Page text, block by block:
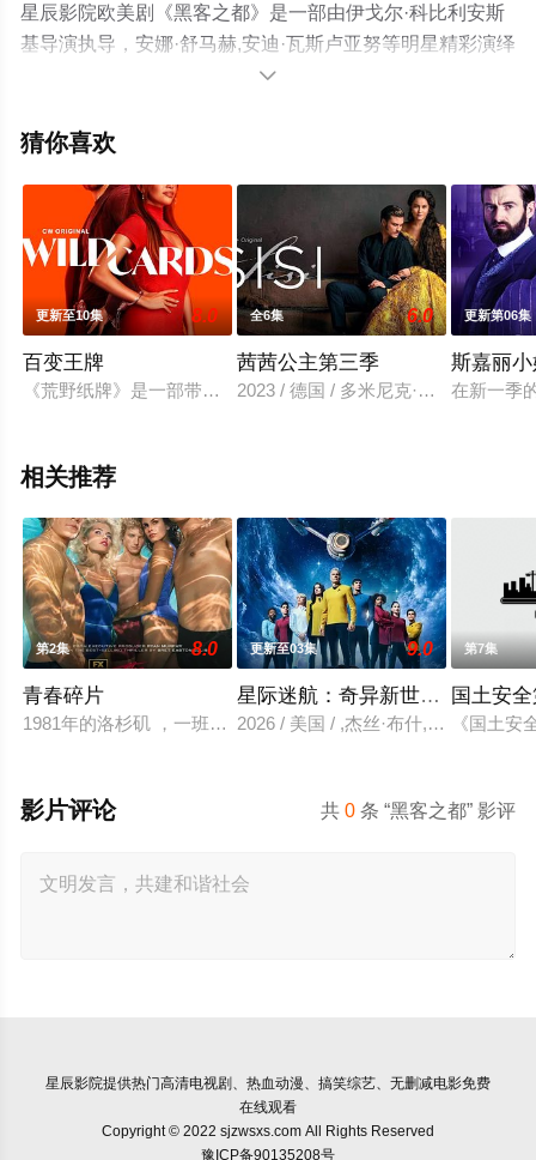
星辰影院欧美剧《黑客之都》是一部由伊戈尔·科比利安斯
基导演执导，安娜·舒马赫,安迪·瓦斯卢亚努等明星精彩演绎
的德国电视剧，大结局剧情已揭晓（完结），手机免费观
信息可移步至豆瓣电视剧、电视猫或剧情网等平台了解。

猜你喜欢
更新至10集 8.0
百变王牌
《荒野纸牌》是一部带有喜剧色彩的破案剧，讲述了一个粗暴
全6集 6.0
茜茜公主第三季
2023 / 德国 / 多米尼克·德文波特,雅尼
更新第06集
斯嘉丽
在新一季
相关推荐
第2集 8.0
青春碎片
1981年的洛杉矶 ，一班精英名校的高中生原本过住灿烂生活，
更新至03集 9.0
星际迷航：奇异新世界 第四季
2026 / 美国 / ,杰丝·布什,克里斯蒂娜·
第7集
国土安
《国土安
共0 条 “黑客之都” 影评
影片评论
星辰影院提供热门高清电视剧、热血动漫、搞笑综艺、无删减电影免费
在线观看
Copyright © 2022 sjzwsxs.com All Rights Reserved
豫ICP备90135208号